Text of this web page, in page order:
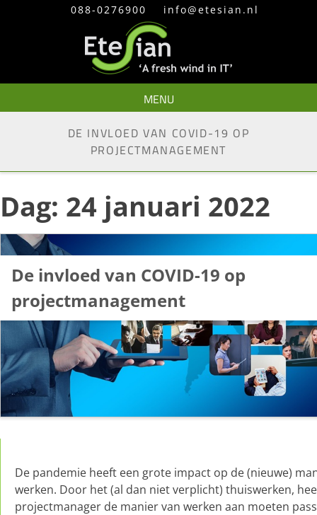
088-0276900 info@etesian.nl
MENU
DE INVLOED VAN COVID-19 OP
PROJECTMANAGEMENT
Dag: 24 januari 2022
De invloed van COVID-19 op
projectmanagement
De pandemie heeft een grote impact op de (nieuwe)
werken. Door het (al dan niet verplicht) thuiswerken,
projectmanager de manier van werken aan moeten